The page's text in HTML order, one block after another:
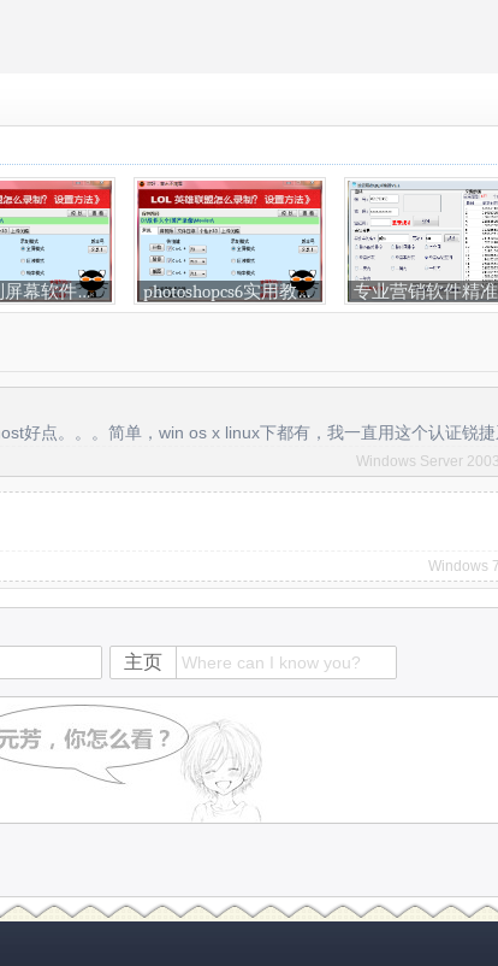
国产录制屏幕软件（破解版），VS屏幕录像专家 photoshopcs6实用教程发放-从进阶到高级教程下载
好点。。。简单，win os x linux下都有，我一直用这个认证锐
Windows Server
Windows
主页